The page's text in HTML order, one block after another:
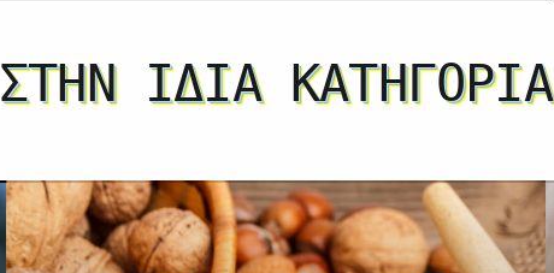
ΣΤΗΝ ΊΔΙΑ ΚΑΤΗΓΟΡΊΑ